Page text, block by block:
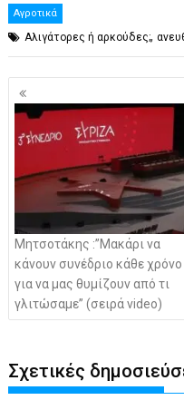
Αγροτικά
Αλιγάτορες ή αρκούδες;,
Πλοήγηση
άρθρων
Μητσοτάκης :”Μακάρι να
κάνουν συνέδριο κάθε χρόνο
για να μας θυμίζουν από τι
γλιτώσαμε” (σειρά video)
Σχετικές